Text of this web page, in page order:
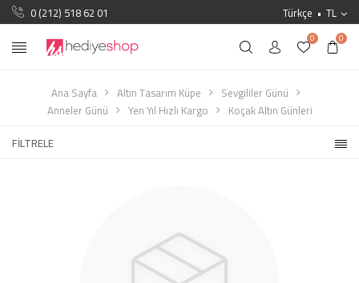
0 (212) 518 62 01 Türkçe TL
0 0
Ana Sayfa Altın Tasarım Küpe
Sevgililer Günü
Anneler Günü
Yen Yıl Hızlı Kargo
Koçak Altın Günleri
FILTRELE